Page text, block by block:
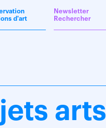
d'art
Newsletter
Rechercher
arts